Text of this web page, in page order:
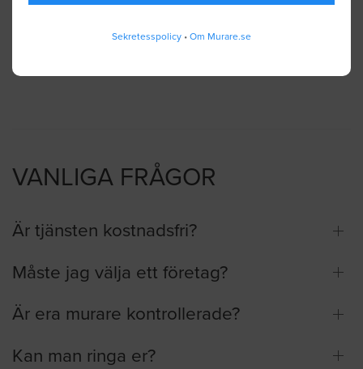
Sekretesspolicy • Om Murare.se
VANLIGA FRÅGOR
Är tjänsten kostnadsfri?
Måste jag välja ett företag?
Är era murare kontrollerade?
Kan man ringa er?